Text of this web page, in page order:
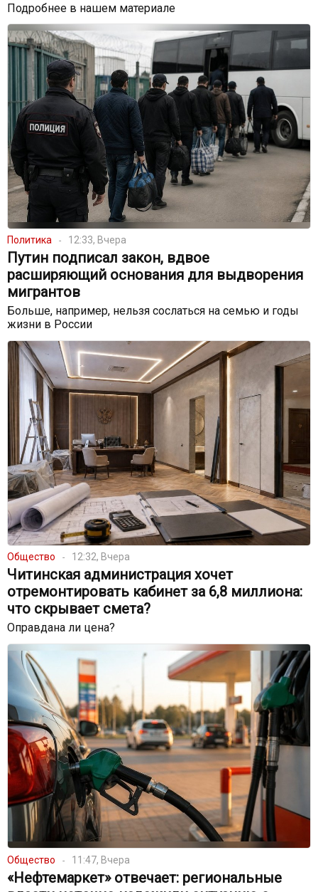
Подробнее в нашем материале
Политика 12:33, Вчера
Путин подписал закон, вдвое
расширяющий основания для выдворения
мигрантов
Больше, например, нельзя сослаться на семью и годы
жизни в России
Общество 12:32, Вчера
Читинская администрация хочет
отремонтировать кабинет за 6,8 миллиона:
что скрывает смета?
Оправдана ли цена?
Общество 11:47, Вчера
«Нефтемаркет» отвечает: региональные